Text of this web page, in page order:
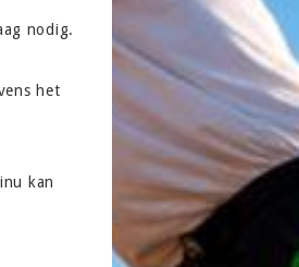
nodig.
het
kan